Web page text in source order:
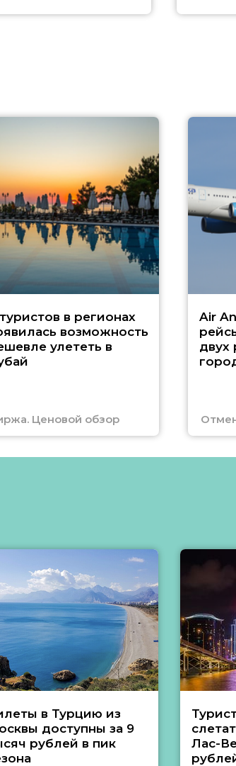
в регионах
возможность
улететь в
Ценовой обзор
Air
двух
в Турцию из
доступны за 9
рублей в пик
Лас-